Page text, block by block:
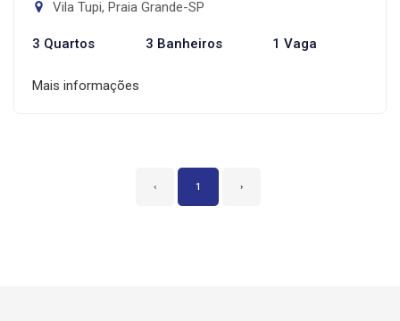
Vila Tupi, Praia Grande-SP
3 Quartos 3 Banheiros 1 Vaga
Mais informações
‹ 1 ›